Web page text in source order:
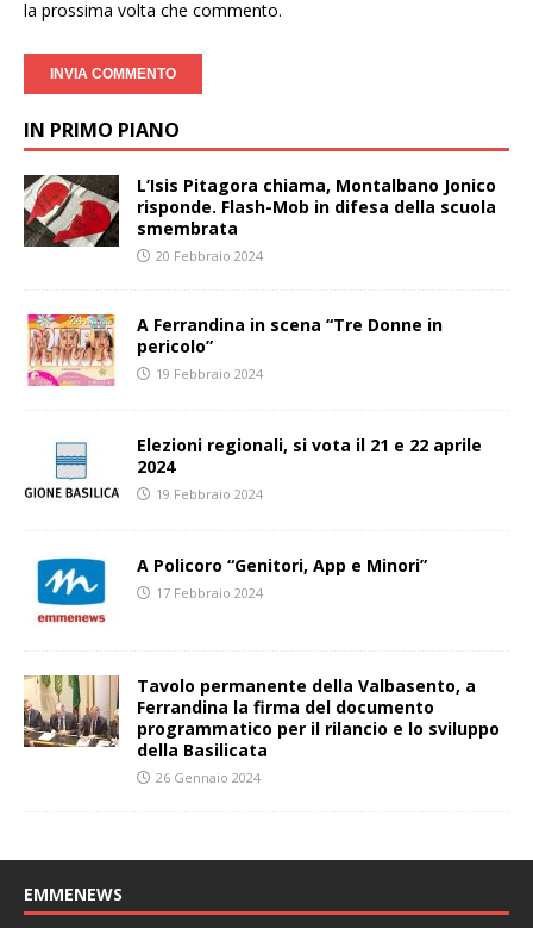
la prossima volta che commento.
IN PRIMO PIANO
L’Isis Pitagora chiama, Montalbano Jonico
risponde. Flash-Mob in difesa della scuola
smembrata
20 Febbraio 2024
A Ferrandina in scena “Tre Donne in
pericolo”
19 Febbraio 2024
Elezioni regionali, si vota il 21 e 22 aprile
2024
19 Febbraio 2024
A Policoro “Genitori, App e Minori”
17 Febbraio 2024
Tavolo permanente della Valbasento, a
Ferrandina la firma del documento
programmatico per il rilancio e lo sviluppo
della Basilicata
26 Gennaio 2024
EMMENEWS